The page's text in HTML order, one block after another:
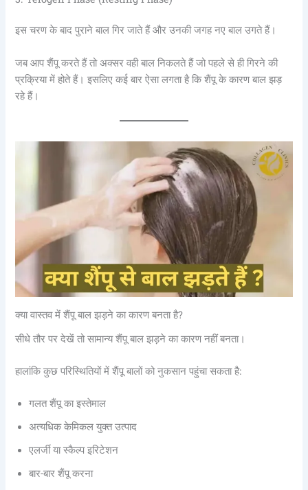
इस चरण के बाद पुराने बाल गिर जाते हैं और उनकी जगह नए बाल उगते हैं।
जब आप शैंपू करते हैं तो अक्सर वही बाल निकलते हैं जो पहले से ही गिरने की
प्रक्रिया में होते हैं। इसलिए कई बार ऐसा लगता है कि शैंपू के कारण बाल झड़
रहे हैं।
क्या वास्तव में शैंपू बाल झड़ने का कारण बनता है?
सीधे तौर पर देखें तो सामान्य शैंपू बाल झड़ने का कारण नहीं बनता।
हालांकि कुछ परिस्थितियों में शैंपू बालों को नुकसान पहुंचा सकता है:
गलत शैंपू का इस्तेमाल
अत्यधिक केमिकल युक्त उत्पाद
एलर्जी या स्कैल्प इरिटेशन
बार-बार शैंपू करना